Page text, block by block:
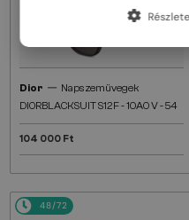
Dior — Napszemüvegek
DIORBLACKSUIT S12F - 10A0 V - 54
104 000 Ft
48/72